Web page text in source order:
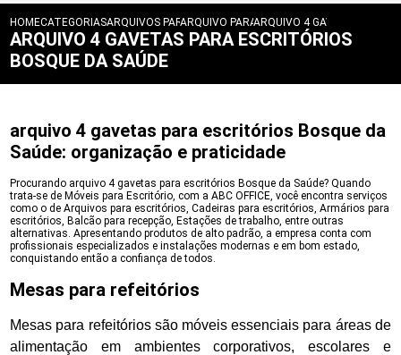
HOMECATEGORIASARQUIVOS PARA ESCRITORIOS
ARQUIVO PARA ESCRITORIOS PASTA
ARQUIVO 4 GAVETAS PARA
ARQUIVO 4 GAVETAS PARA ESCRITÓRIOS
BOSQUE DA SAÚDE
arquivo 4 gavetas para escritórios Bosque da
Saúde: organização e praticidade
Procurando arquivo 4 gavetas para escritórios Bosque da Saúde? Quando
trata-se de Móveis para Escritório, com a ABC OFFICE, você encontra serviços
como o de Arquivos para escritórios, Cadeiras para escritórios, Armários para
escritórios, Balcão para recepção, Estações de trabalho, entre outras
alternativas. Apresentando produtos de alto padrão, a empresa conta com
profissionais especializados e instalações modernas e em bom estado,
conquistando então a confiança de todos.
Mesas para refeitórios
Mesas para refeitórios são móveis essenciais para áreas de
alimentação em ambientes corporativos, escolares e